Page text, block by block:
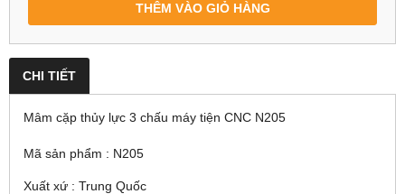
THÊM VÀO GIỎ HÀNG
CHI TIẾT
Mâm cặp thủy lực 3 chấu máy tiện CNC N205
Mã sản phẩm : N205
Xuất xứ : Trung Quốc